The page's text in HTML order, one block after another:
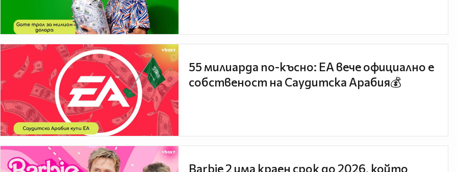
55 милиарда по-късно: EA вече официално е
собственост на Саудитска Арабия💰
Barbie 2 има краен срок до 2026, който